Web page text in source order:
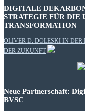
DIGITALE
STRATEGIE FÜR DIE
TRANSFORMATION
OLIVER D. DOLESKI IN DER
DER ZUKUNFT
Neue Partnerschaft:
BVSC